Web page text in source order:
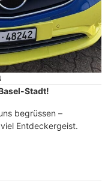
Stadt!
begrüssen –
Entdeckergeist.